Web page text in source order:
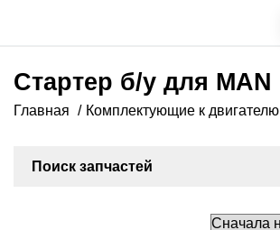
Стартер б/у для MAN
Главная Комплектующие к двигателю
Поиск запчастей